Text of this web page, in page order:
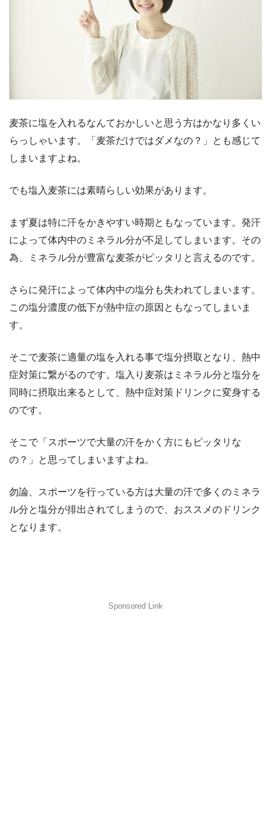
麦茶に塩を入れるなんておかしいと思う方はかなり多くい
らっしゃいます。「麦茶だけではダメなの？」とも感じて
しまいますよね。
でも塩入麦茶には素晴らしい効果があります。
まず夏は特に汗をかきやすい時期ともなっています。発汗
によって体内中のミネラル分が不足してしまいます。その
為、ミネラル分が豊富な麦茶がピッタリと言えるのです。
さらに発汗によって体内中の塩分も失われてしまいます。
この塩分濃度の低下が熱中症の原因ともなってしまいま
す。
そこで麦茶に適量の塩を入れる事で塩分摂取となり、熱中
症対策に繋がるのです。塩入り麦茶はミネラル分と塩分を
同時に摂取出来るとして、熱中症対策ドリンクに変身する
のです。
そこで「スポーツで大量の汗をかく方にもピッタリな
の？」と思ってしまいますよね。
勿論、スポーツを行っている方は大量の汗で多くのミネラ
ル分と塩分が排出されてしまうので、おススメのドリンク
となります。
Sponsored Link